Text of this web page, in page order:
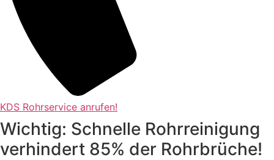
KDS Rohrservice anrufen!
Wichtig: Schnelle Rohrreinigung
verhindert 85% der Rohrbrüche!